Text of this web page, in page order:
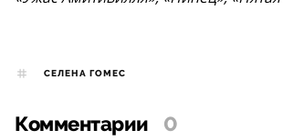
СЕЛЕНА ГОМЕС
Комментарии 0